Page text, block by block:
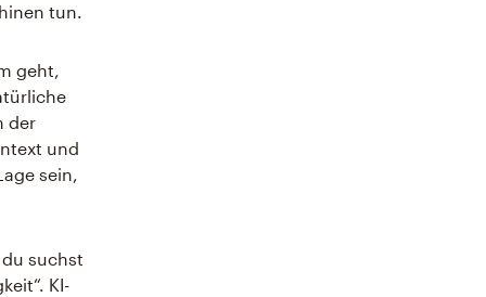
tun.
geht,
der
und
sein,
suchst
KI-